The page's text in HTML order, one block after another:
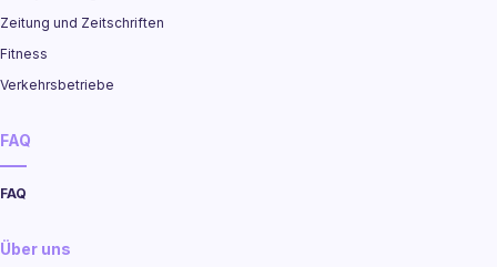
Zeitung und Zeitschriften
Fitness
Verkehrsbetriebe
FAQ
FAQ
Über uns